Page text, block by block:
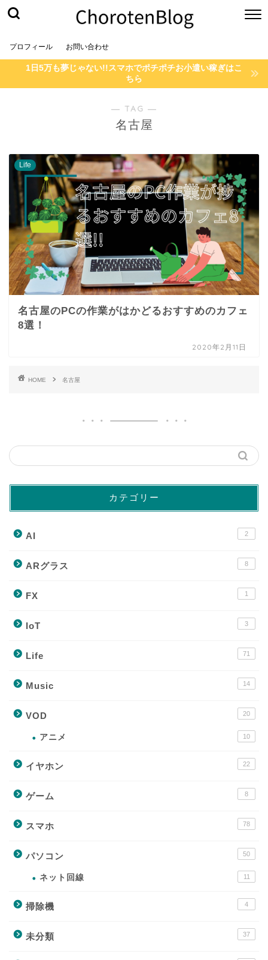
プロフィール お問い合わせ
1日5万も夢じゃない!!スマホでポチポチお小遣い稼ぎはこ
ちら
― TAG ―
名古屋
Life
名古屋のPCの作業がはかどるおすすめのカフェ
8選！
2020年2月11日
HOME 名古屋
カテゴリー
AI 2
ARグラス 8
FX 1
IoT 3
Life 71
Music 14
VOD 20
アニメ 10
イヤホン 22
ゲーム 8
スマホ 78
パソコン 50
ネット回線 11
掃除機 4
未分類 37